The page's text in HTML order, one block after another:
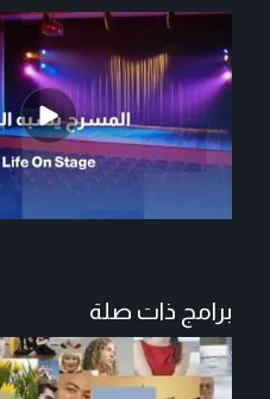
برامج ذات صلة